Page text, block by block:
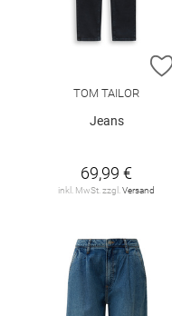
TOM TAILOR
Jeans
69,99 €
inkl. MwSt. zzgl.Versand